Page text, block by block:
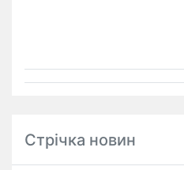
Стрічка новин